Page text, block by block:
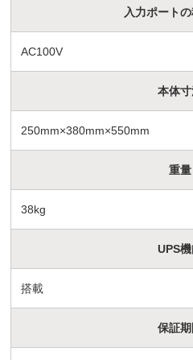
入力ポート
AC100V
本体
250mm×380mm×550mm
重量
38kg
UPS
搭載
保証期